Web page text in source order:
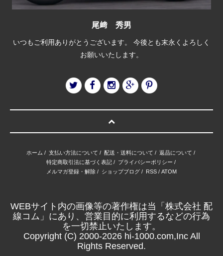
尾﨑 秀男
いつもご利用ありがとうございます。 今後とも末永くよろしく
お願いいたします。
ホーム / 支払い方法について / 配送・送料について / 返品について /
特定商取引法に基づく表記/ プライバシーポリシー /
メルマガ登録・解除 / ショップブログ / RSS / ATOM
WEBサイト内の画像等の著作権は当「株式会社 配
線コム」にあり、営業目的に利用するなどの行為
を一切禁止いたします。
Copyright (C) 2000-2026 hi-1000.com,Inc All
Rights Reserved.